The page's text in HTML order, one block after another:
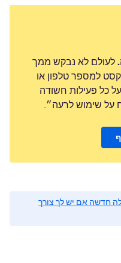
לעולם לא נבקש ממך
למספר טלפון או
כל פעילות חשודה
על שימוש לרעה״.
חדשה אם יש לך צורך